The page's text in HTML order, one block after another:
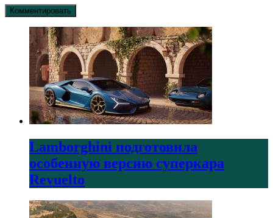
Lamborghini подготовила
особенную версию суперкара
Revuelto